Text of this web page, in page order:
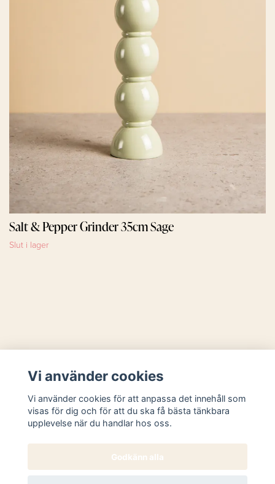
Salt & Pepper Grinder 35cm Sage
Slut i lager
Sociala medier
Vi använder cookies
Vi använder cookies för att anpassa det innehåll som
visas för dig och för att du ska få bästa tänkbara
upplevelse när du handlar hos oss.
Godkänn alla